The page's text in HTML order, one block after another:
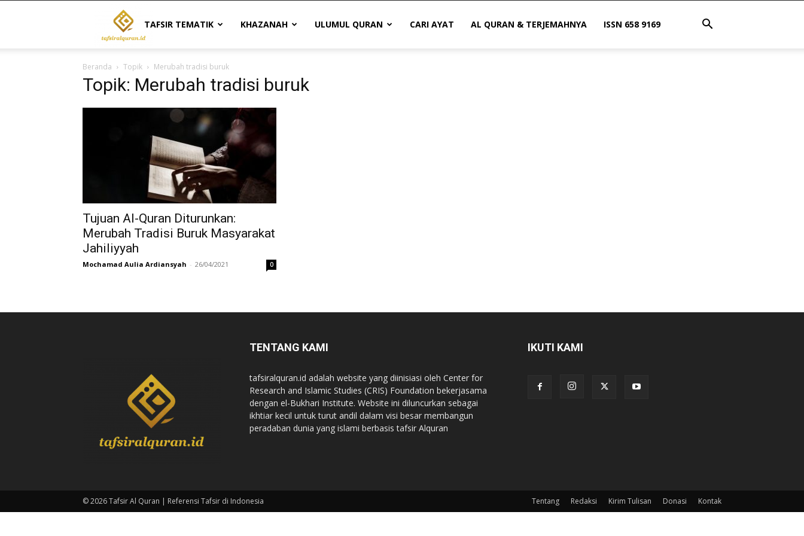
Tafsir
Al
Quran
|
Referensi
Tafsir
di
TAFSIR TEMATIK KHAZANAH ULUMUL QURAN CARI AYAT AL QURAN & TERJEMAHNYA ISSN 658 9169
Beranda Topik Merubah tradisi buruk
Topik: Merubah tradisi buruk
Tujuan Al-Quran Diturunkan:
Merubah Tradisi Buruk Masyarakat
Jahiliyyah
Mochamad Aulia Ardiansyah - 26/04/2021 0
TENTANG KAMI
tafsiralquran.id adalah website yang diinisiasi oleh Center for
Research and Islamic Studies (CRIS) Foundation bekerjasama
dengan el-Bukhari Institute. Website ini diluncurkan sebagai
ikhtiar kecil untuk turut andil dalam visi besar membangun
peradaban dunia yang islami berbasis tafsir Alquran
IKUTI KAMI
Tentang Redaksi Kirim Tulisan Donasi Kontak
© 2026 Tafsir Al Quran | Referensi Tafsir di Indonesia